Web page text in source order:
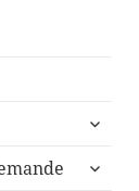
expand
menu
expand